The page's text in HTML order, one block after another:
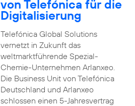
von Telefónica für die
Digitalisierung
Telefónica Global Solutions
vernetzt in Zukunft das
weltmarktführende Spezial-
Chemie-Unternehmen Arlanxeo.
Die Business Unit von Telefónica
Deutschland und Arlanxeo
schlossen einen 5-Jahresvertrag